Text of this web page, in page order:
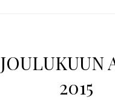
JOULUKUUN
2015